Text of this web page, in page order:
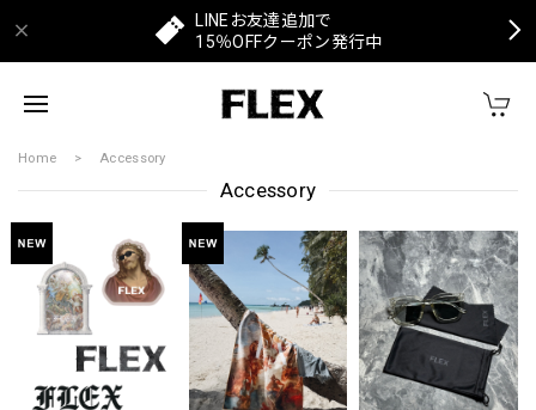
LINEお友達追加で
15％OFFクーポン発行中
Home Accessory
Accessory